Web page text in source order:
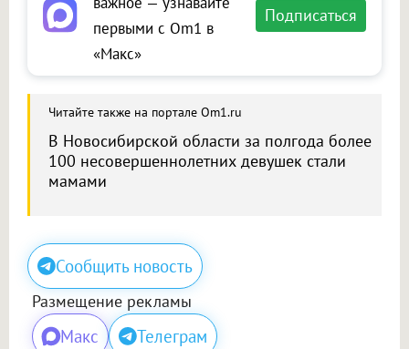
первыми с Om1 в
«Макс»
Подписаться
Читайте также на портале Om1.ru
В Новосибирской области за полгода более
100 несовершеннолетних девушек стали
мамами
Сообщить новость
Размещение рекламы
Макс Телеграм